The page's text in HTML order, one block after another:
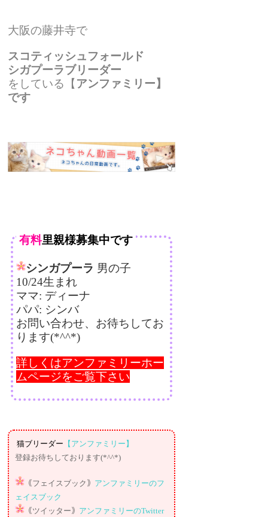
大阪の藤井寺で
スコティッシュフォールド
シガプーラブリーダー
をしている【 アンファミリ ー】
です
有料里親様募集中です
シンガプーラ 男の子
10/24生まれ
ママ: ディーナ
パパ: シンバ
お問い合わせ、お待ちしてお
ります(*^^*)
詳しくはアンファミリーホー
ムページをご覧下さい
猫ブリーダー 【アンファミリー】
登録お待ちしております(*^^*)
｟フェイスブック｠ アンファミリーのフ
ェイスブック
｟ツイッター｠ アンファミリーのTwitter